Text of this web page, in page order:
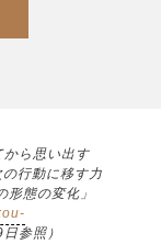
ら思い出す
行動に移す力
態の変化」
参照）